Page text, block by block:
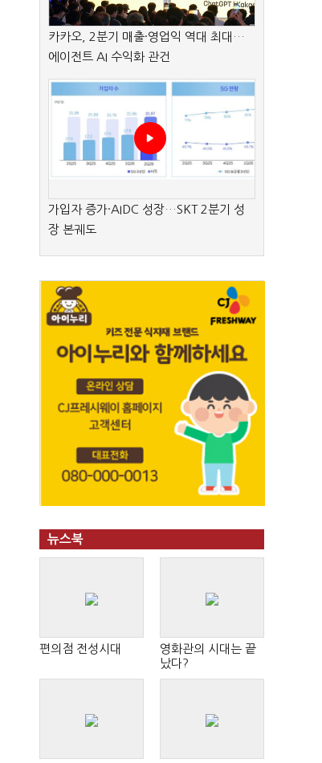
카카오, 2분기 매출·영업익 역대 최대…
에이전트 AI 수익화 관건
가입자 증가·AIDC 성장…SKT 2분기 성
장 본궤도
뉴스북
편의점 전성시대
영화관의 시대는 끝
났다?